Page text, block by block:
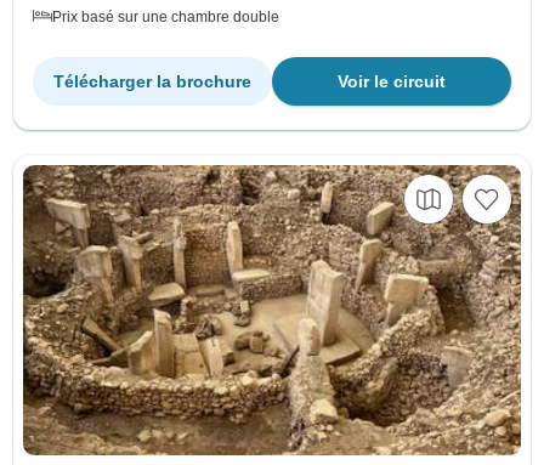
Prix basé sur une chambre double
Voir le circuit
Télécharger la brochure